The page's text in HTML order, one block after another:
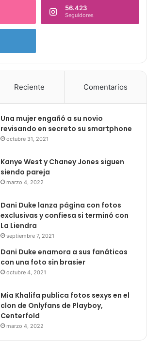
56.423
Seguidores
Reciente Comentarios
Una mujer engañó a su novio
revisando en secreto su smartphone
octubre 31, 2021
Kanye West y Chaney Jones siguen
siendo pareja
marzo 4, 2022
Dani Duke lanza página con fotos
exclusivas y confiesa si terminó con
La Liendra
septiembre 7, 2021
Dani Duke enamora a sus fanáticos
con una foto sin brasier
octubre 4, 2021
Mia Khalifa publica fotos sexys en el
clon de Onlyfans de Playboy,
Centerfold
marzo 4, 2022